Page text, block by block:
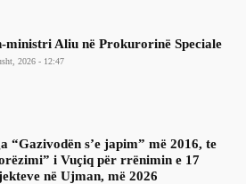
ministri ​Aliu në Prokurorinë Speciale
2026 - 12:47
“Gazivodën s’e japim” më 2016, te
i Vuçiq për rrënimin e 17
në Ujman, më 2026